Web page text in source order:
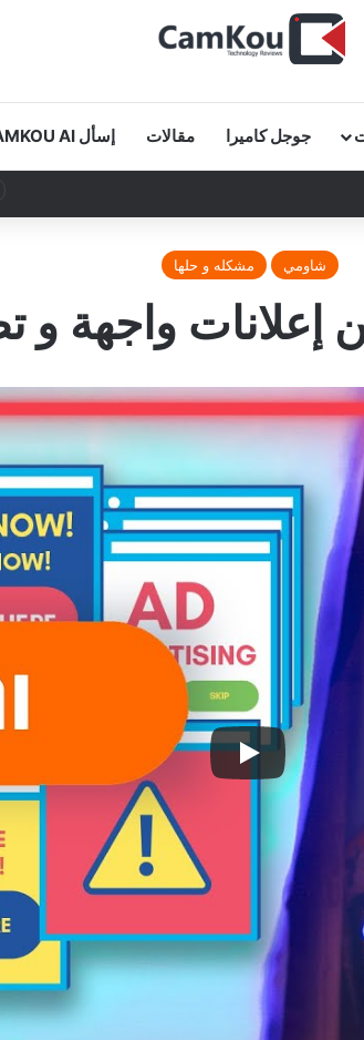
جوجل كاميرا مقالات إسأل CAMKOU AI
شاومي مشكله و حلها
إعلانات واجهة